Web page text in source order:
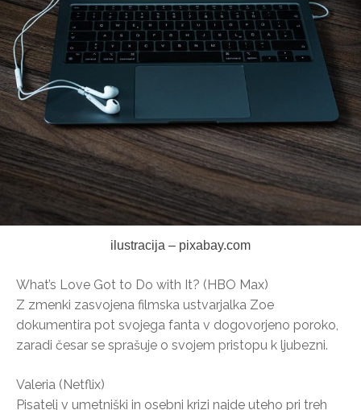
ilustracija – pixabay.com
What’s Love Got to Do with It? (HBO Max)
Z zmenki zasvojena filmska ustvarjalka Zoe
dokumentira pot svojega fanta v dogovorjeno poroko,
zaradi česar se sprašuje o svojem pristopu k ljubezni.
Valeria (Netflix)
Pisatelj v umetniški in osebni krizi najde uteho pri treh